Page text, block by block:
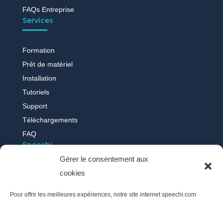
Gérer le consentement aux
cookies
Pour offrir les meilleures expériences, notre site internet speechi.com
FAQs Entreprise
Services
Formation
Prêt de matériel
Installation
Tutoriels
Support
Téléchargements
FAQ
Speechi
Qui sommes-nous ?